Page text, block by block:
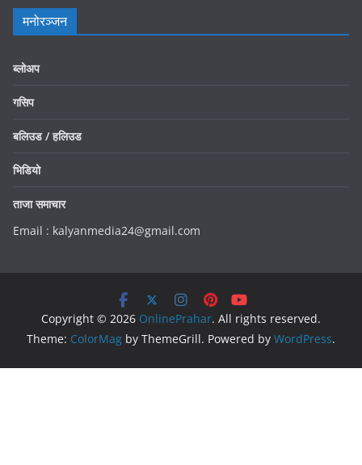
मनोरञ्जन
ब्लोअप
गसिप
बलिउड / हलिउड
भिडियो
ताजा समाचार
Email : kalyanmedia24@gmail.com
Copyright © 2026 OnlinePrahar. All rights reserved.
Theme: ColorMag by ThemeGrill. Powered by WordPress.